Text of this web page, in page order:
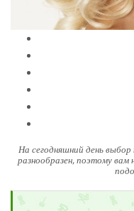
На сегодняшний день
разнообразен, поэтому